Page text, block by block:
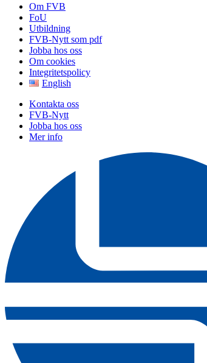
Om FVB
FoU
Utbildning
FVB-Nytt som pdf
Jobba hos oss
Om cookies
Integritetspolicy
English
Kontakta oss
FVB-Nytt
Jobba hos oss
Mer info